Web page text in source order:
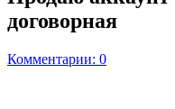
договорная
Комментарии: 0